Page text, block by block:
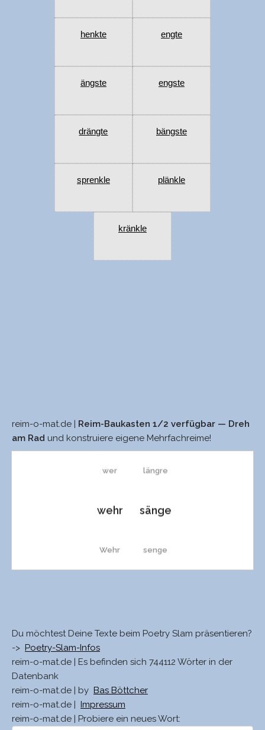
henkte engte
ängste engste
drängte bängste
sprenkle plänkle
kränkle
reim-o-mat.de |
Reim-Baukasten 1/2 verfügbar — Dreh
am Rad und konstruiere eigene Mehrfachreime!
wer
wehr
Wehr
Zer
teer
längre
sänge
senge
Senge
wränge
Du möchtest Deine Texte beim Poetry Slam präsentieren?
-> Poetry-Slam-Infos
reim-o-mat.de | Es befinden sich 744112 Wörter in der
Datenbank
reim-o-mat.de | by Bas Böttcher
reim-o-mat.de |
Impressum
reim-o-mat.de | Probiere ein neues Wort: